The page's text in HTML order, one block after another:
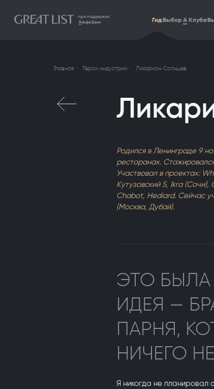
ГидВыбор АКлуба
Главная Герои индустрии Ликарион Солнцев
Родился в Ленинграде 9
ресторанах.
Участвовал в проектах:
Кутузовский 5, Ikra
Chabot, Hediard. Сейчас
(Москва, Дубай).
ЭТО БЫЛА
ИДЕЯ —
ПАРНЯ,
НИЧЕГО
Я никогда не планировал